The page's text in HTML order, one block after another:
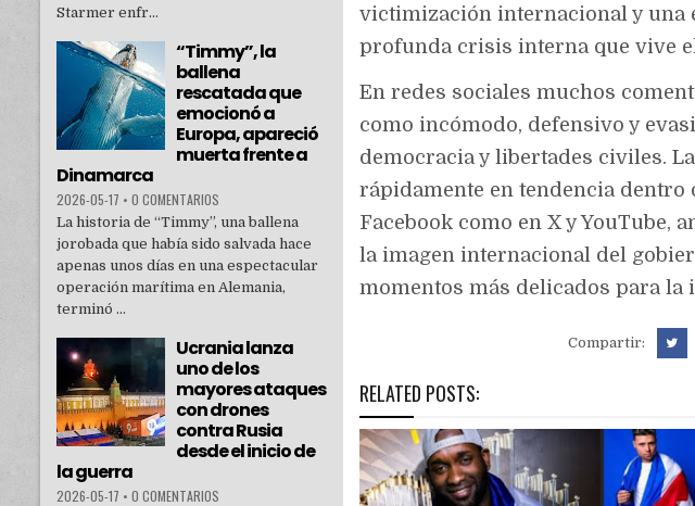
victimización internacional y una
profunda crisis interna que vive
En redes sociales muchos
como incómodo, defensivo y
democracia y libertades civiles.
rápidamente en tendencia dentro
Facebook como en X y YouTube,
la imagen internacional del
momentos más delicados para la
Compartir:
RELATED POSTS:
Starmer enfr...
“Timmy”, la
ballena
rescatada que
emocionó a
Europa, apareció
muerta frente a
Dinamarca
2026-05-17 • 0 COMENTARIOS
La historia de “Timmy”, una ballena
jorobada que había sido salvada hace
apenas unos días en una espectacular
operación marítima en Alemania,
terminó ...
Ucrania lanza
uno de los
mayores ataques
con drones
contra Rusia
desde el inicio de
la guerra
2026-05-17 • 0 COMENTARIOS